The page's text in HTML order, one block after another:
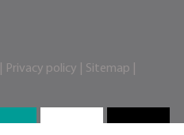
Privacy policy Sitemap